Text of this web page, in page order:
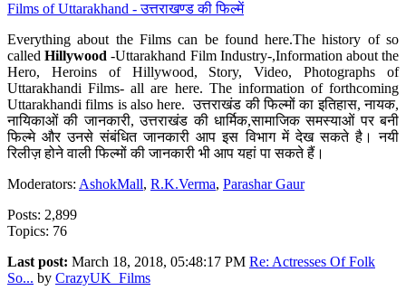
Films of Uttarakhand - उत्तराखण्ड की फिल्में
Everything about the Films can be found here.The history of so
calledHillywood-Uttarakhand Film Industry-,Information about the
Hero, Heroins of Hillywood, Story, Video, Photographs of
Uttarakhandi Films- all are here. The information of forthcoming
Uttarakhandi films is also here. उत्तराखंड की फिल्मों का इतिहास, नायक,
नायिकाओं की जानकारी, उत्तराखंड की धार्मिक,सामाजिक समस्याओं पर बनी
फिल्मे और उनसे संबंधित जानकारी आप इस विभाग में देख सकते है। नयी
रिलीज़ होने वाली फिल्मों की जानकारी भी आप यहां पा सकते हैं।
Moderators: AshokMall, R.K.Verma, Parashar Gaur
Posts: 2,899
Topics: 76
Last post: March 18, 2018, 05:48:17 PM Re: Actresses Of Folk
So... by CrazyUK_Films